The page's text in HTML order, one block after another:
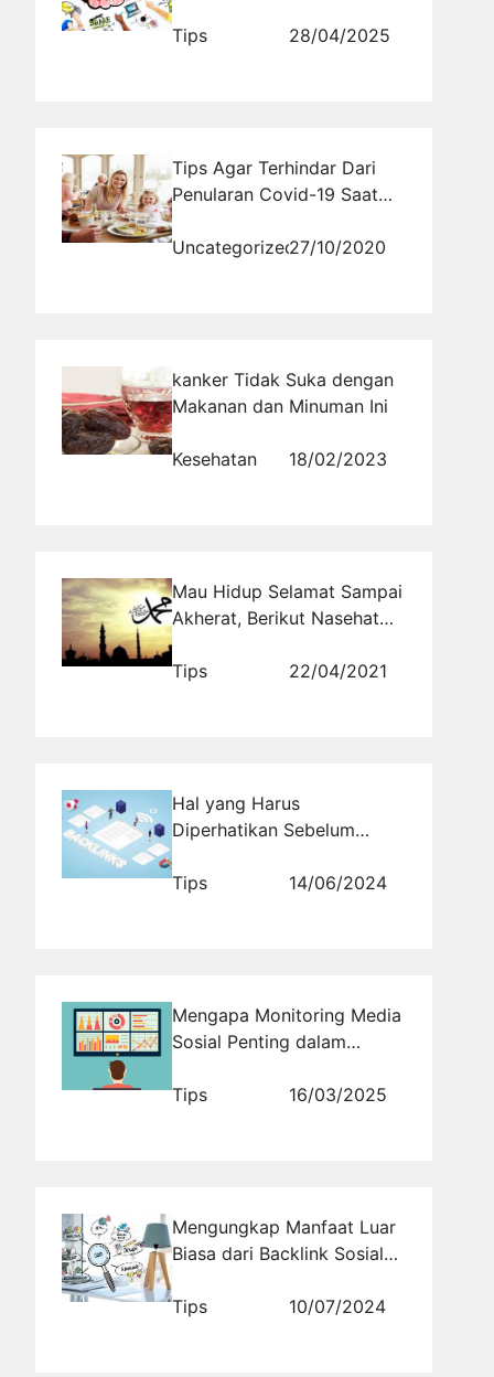
Meningkatkan Hasil
Tips 28/04/2025
Tips Agar Terhindar Dari
Penularan Covid-19 Saat
Uncategorized27/10/2020
kanker Tidak Suka dengan
Makanan dan Minuman Ini
Kesehatan 18/02/2023
Mau Hidup Selamat Sampai
Akherat, Berikut Nasehat
Tips
22/04/2021
Hal yang Harus
Diperhatikan Sebelum
Berkualitas
Tips 14/06/2024
Mengapa Monitoring Media
Sosial Penting dalam
Tips
16/03/2025
Mengungkap Manfaat Luar
Biasa dari Backlink Sosial
Peringkat SEO Anda
Tips 10/07/2024